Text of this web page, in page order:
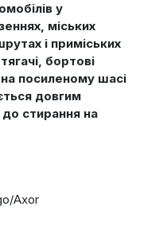
у
міських
і приміських
бортові
посиленому шасі
довгим
до стирання на
Axor